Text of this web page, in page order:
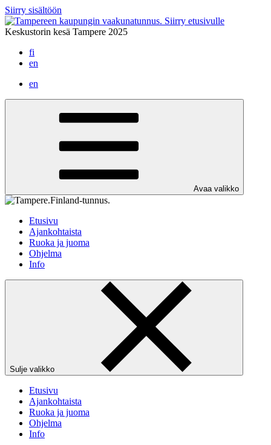
Siirry sisältöön
Siirry etusivulle
Keskustorin kesä Tampere 2025
fi
en
en
Avaa valikko
Etusivu
Ajankohtaista
Ruoka ja juoma
Ohjelma
Info
Sulje valikko
Etusivu
Ajankohtaista
Ruoka ja juoma
Ohjelma
Info